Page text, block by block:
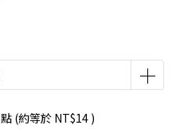
點 (約等於 NT$14 )